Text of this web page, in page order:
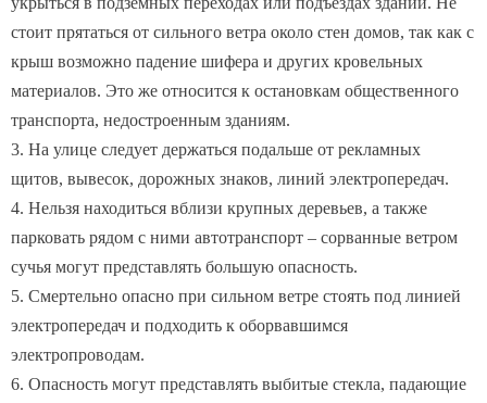
стоит прятаться от сильного ветра около стен домов, так как с
крыш возможно падение шифера и других кровельных
материалов. Это же относится к остановкам общественного
транспорта, недостроенным зданиям.
3. На улице следует держаться подальше от рекламных
щитов, вывесок, дорожных знаков, линий электропередач.
4. Нельзя находиться вблизи крупных деревьев, а также
парковать рядом с ними автотранспорт – сорванные ветром
сучья могут представлять большую опасность.
5. Смертельно опасно при сильном ветре стоять под линией
электропередач и подходить к оборвавшимся
электропроводам.
6. Опасность могут представлять выбитые стекла, падающие
из окон верхних этажей, а также элементы кровли и лепного